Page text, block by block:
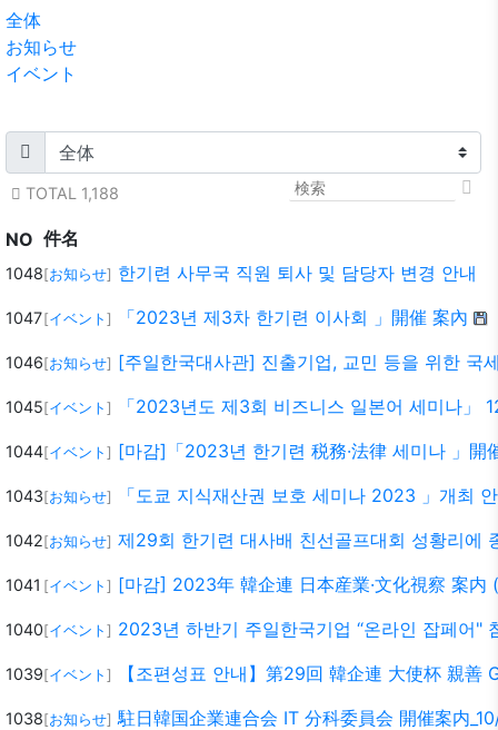
全体
お知らせ
イベント
TOTAL 1,188
NO 件名
1048 [お知らせ] 한기련 사무국 직원 퇴사 및 담당자 변경 안내
1047 [イベント ] 「2023년 제3차 한기련 이사회 」開催 案內
1046 [お知らせ] [주일한국대사관] 진출기업, 교민 등을 위한 국
1045 [イベント ] 「2023년도 제3회 비즈니스 일본어 세미나」
1044[イベント ] [마감]「2023년 한기련 税務·法律 세미나 」開
1043 [お知らせ] 「도쿄 지식재산권 보호 세미나 2023 」개최
1042 [お知らせ] 제29회 한기련 대사배 친선골프대회 성황리에
1041 [イベント ] [마감] 2023年 韓企連 日本産業·文化視察 案内
1040 [イベント ] 2023년 하반기 주일한국기업 “온라인 잡페어"
1039 [イベント ] 【조편성표 안내】第29回 韓企連 大使杯 親善
1038 [お知らせ] 駐日韓国企業連合会 IT 分科委員会 開催案内